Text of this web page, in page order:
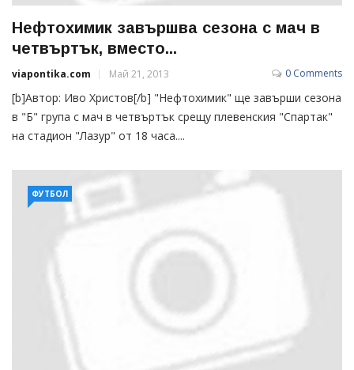
Нефтохимик завършва сезона с мач в
четвъртък, вместо...
viapontika.com Май 21, 2013 0 Comments
[b]Автор: Иво Христов[/b] "Нефтохимик" ще завърши сезона
в "Б" група с мач в четвъртък срещу плевенския "Спартак"
на стадион "Лазур" от 18 часа....
ФУТБОЛ